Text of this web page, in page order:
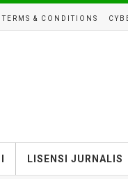
TERMS & CONDITIONS
LISENSI JURNALIS